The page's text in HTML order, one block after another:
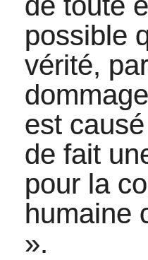
possible
vérité,
est
de fait
pour la
humaine
».